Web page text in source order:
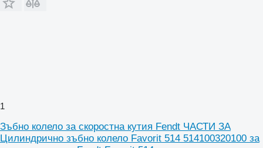
1
Зъбно колело за скоростна кутия Fendt ЧАСТИ ЗА
Цилиндрично зъбно колело Favorit 514 514100320100 за